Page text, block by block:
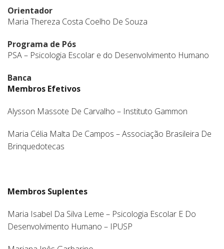
Orientador
Maria Thereza Costa Coelho De Souza
Programa de Pós
PSA – Psicologia Escolar e do Desenvolvimento Humano
Banca
Membros Efetivos
Alysson Massote De Carvalho – Instituto Gammon
Maria Célia Malta De Campos – Associação Brasileira De
Brinquedotecas
Membros Suplentes
Maria Isabel Da Silva Leme – Psicologia Escolar E Do
Desenvolvimento Humano – IPUSP